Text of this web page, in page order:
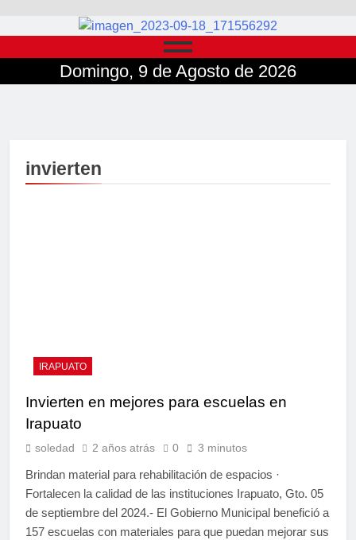
Domingo, 9 de Agosto de 2026
invierten
IRAPUATO
Invierten en mejores para escuelas en
Irapuato
soledad 2 años atrás 0 3 minutos
Brindan material para rehabilitación de espacios ·
Fortalecen la calidad de las instituciones Irapuato, Gto. 05
de septiembre del 2024.- El Gobierno Municipal benefició a
157 escuelas con materiales para que puedan mejorar sus